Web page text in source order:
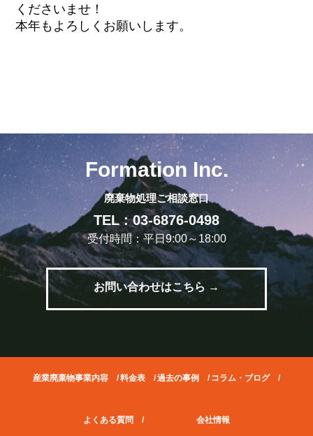
くださいませ！
本年もよろしくお願いします。
Formation Inc.
廃棄物処理ご相談窓口
TEL : 03-6876-0498
受付時間：平日9:00～18:00
お問い合わせはこちら →
産業廃棄物事業内容/料金表/過去の事例 / コラム・ブログ/
よくある質問 / 会社情報